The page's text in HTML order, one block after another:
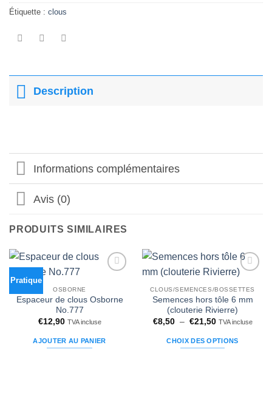
Étiquette : clous
Description
Informations complémentaires
Avis (0)
PRODUITS SIMILAIRES
Pratique
d’envies
OSBORNE
Espaceur de clous Osborne
No.777
€12,90 TVA incluse
AJOUTER AU PANIER
à la liste
d’envies
CLOUS/SEMENCES/BOSSETTES
Semences hors tôle 6 mm
(clouterie Rivierre)
€8,50 – €21,50Plage
prix :
€8,50
TVA incluse
CHOIX DES OPTIONS